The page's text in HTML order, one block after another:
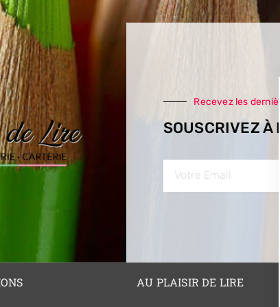
Recevez les
SOUSCRIVEZ À
AU PLAISIR DE LIRE